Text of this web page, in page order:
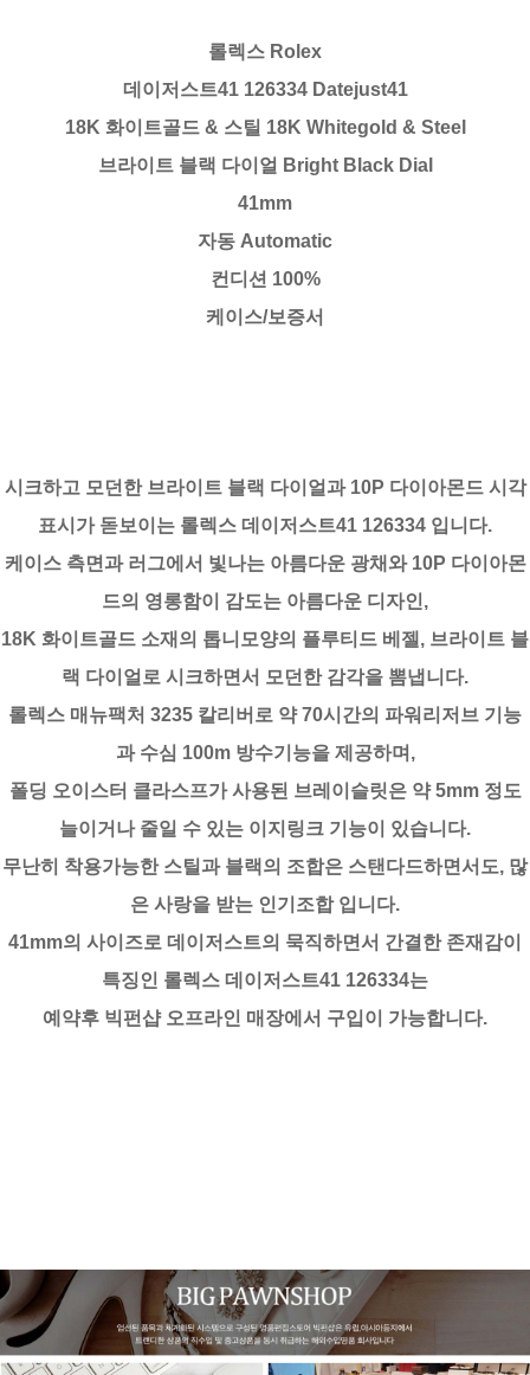
롤렉스 Rolex
데이저스트41 126334 Datejust41
18K 화이트골드 & 스틸 18K Whitegold & Steel
브라이트 블랙 다이얼 Bright Black Dial
41mm
자동 Automatic
컨디션 100%
케이스/보증서
시크하고 모던한 브라이트 블랙 다이얼과 10P 다이아몬드 시각
표시가 돋보이는 롤렉스 데이저스트41 126334 입니다.
케이스 측면과 러그에서 빛나는 아름다운 광채와 10P 다이아몬
드의 영롱함이 감도는 아름다운 디자인,
18K 화이트골드 소재의 톱니모양의 플루티드 베젤, 브라이트 블
랙 다이얼로 시크하면서 모던한 감각을 뽐냅니다.
롤렉스 매뉴팩처 3235 칼리버로 약 70시간의 파워리저브 기능
과 수심 100m 방수기능을 제공하며,
폴딩 오이스터 클라스프가 사용된 브레이슬릿은 약 5mm 정도
늘이거나 줄일 수 있는 이지링크 기능이 있습니다.
무난히 착용가능한 스틸과 블랙의 조합은 스탠다드하면서도, 많
은 사랑을 받는 인기조합 입니다.
41mm의 사이즈로 데이저스트의 묵직하면서 간결한 존재감이
특징인 롤렉스 데이저스트41 126334는
예약후 빅펀샵 오프라인 매장에서 구입이 가능합니다.